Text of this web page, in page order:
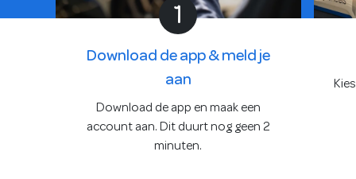
1
Download de app & meld je
aan
Download de app en maak een
account aan. Dit duurt nog geen 2
minuten.